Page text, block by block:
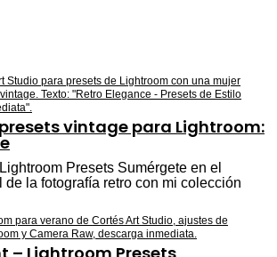
vintage para Lightroom:
Presets Sumérgete en el
de la fotografía retro con mi colección